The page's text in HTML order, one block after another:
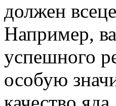
должен
Например,
успешного
особую